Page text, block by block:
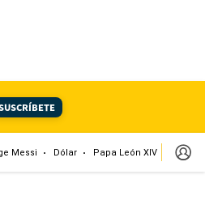
Messi Dólar Papa León XIV